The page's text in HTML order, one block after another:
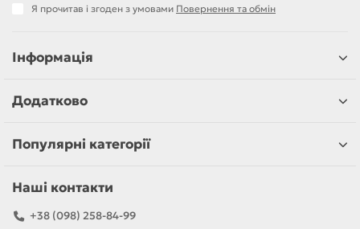
Я прочитав і згоден з умовами Повернення та обмін
Інформація
Додатково
Популярні категорії
Наші контакти
+38 (098) 258-84-99